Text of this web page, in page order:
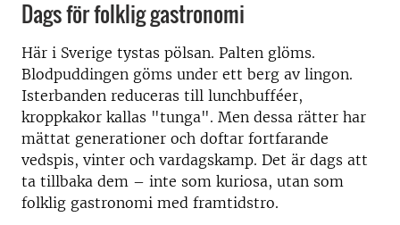
Dags för folklig gastronomi
Här i Sverige tystas pölsan. Palten glöms.
Blodpuddingen göms under ett berg av lingon.
Isterbanden reduceras till lunchbufféer,
kroppkakor kallas "tunga". Men dessa rätter har
mättat generationer och doftar fortfarande
vedspis, vinter och vardagskamp. Det är dags att
ta tillbaka dem – inte som kuriosa, utan som
folklig gastronomi med framtidstro.